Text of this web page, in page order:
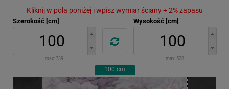
Kliknij w pola poniżej i wpisz wymiar ściany + 2% zapasu
Szerokość [cm]
max: 739
Wysokość [cm]
max: 528
100 cm